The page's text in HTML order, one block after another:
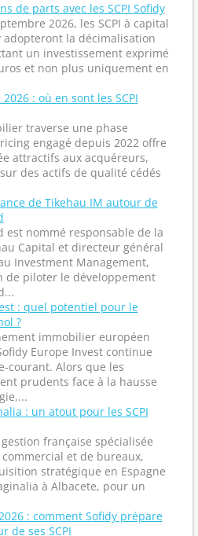
de parts avec les SCPI Sofidy
2026, les SCPI à capital
adopteront la décimalisation
un investissement exprimé
et non plus uniquement en
: où en sont les SCPI
traverse une phase
engagé depuis 2022 offre
attractifs aux acquéreurs,
des actifs de qualité cédés
de Tikehau IM autour de
est nommé responsable de la
Capital et directeur général
Investment Management,
de piloter le développement
: quel potentiel pour le
?
immobilier européen
Europe Invest continue
courant. Alors que les
prudents face à la hausse
: un atout pour les SCPI
française spécialisée
et de bureaux,
stratégique en Espagne
à Albacete, pour un
: comment Sofidy prépare
de ses SCPI